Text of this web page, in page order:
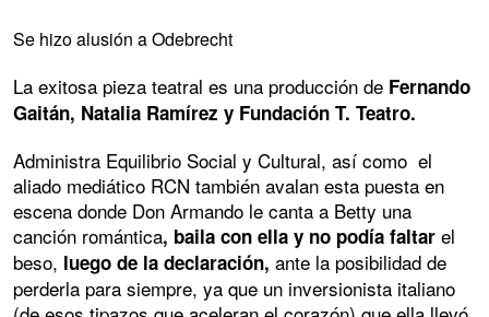
Se hizo alusión a Odebrecht
La exitosa pieza teatral es una producción de Fernando
Gaitán, Natalia Ramírez y Fundación T. Teatro.
Administra Equilibrio Social y Cultural, así como el
aliado mediático RCN también avalan esta puesta en
escena donde Don Armando le canta a Betty una
canción romántica, baila con ella y no podía faltar el
beso, luego de la declaración, ante la posibilidad de
perderla para siempre, ya que un inversionista italiano